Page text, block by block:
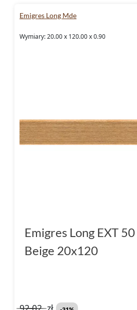
Emigres Long Mde
Wymiary: 20.00 x 120.00 x 0.90
Emigres Long EXT 50
Beige 20x120